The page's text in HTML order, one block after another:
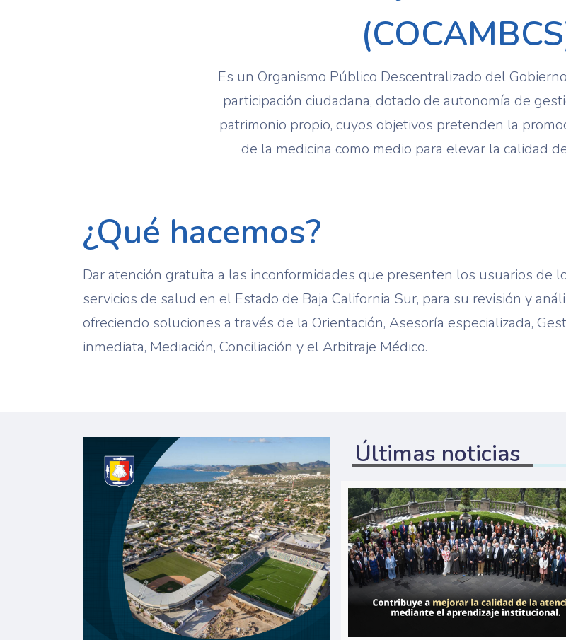
Es un Organismo Público Descentralizado del
participación ciudadana, dotado de autonomía de
patrimonio propio, cuyos objetivos pretenden la
de la medicina como medio para elevar la calidad
¿Qué hacemos?
Dar atención gratuita a las inconformidades que presenten los usuarios de
servicios de salud en el Estado de Baja California Sur, para su revisión y
ofreciendo soluciones a través de la Orientación, Asesoría especializada,
inmediata, Mediación, Conciliación y el Arbitraje Médico.
Últimas noticias